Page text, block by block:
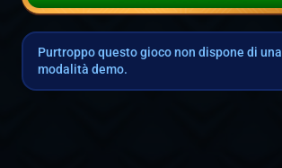
Purtroppo questo gioco non dispone di una
modalità demo.